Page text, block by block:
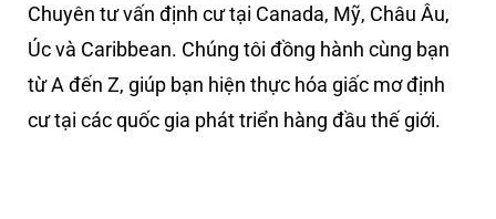
Chuyên tư vấn định cư tại Canada, Mỹ, Châu Âu,
Úc và Caribbean. Chúng tôi đồng hành cùng bạn
từ A đến Z, giúp bạn hiện thực hóa giấc mơ định
cư tại các quốc gia phát triển hàng đầu thế giới.